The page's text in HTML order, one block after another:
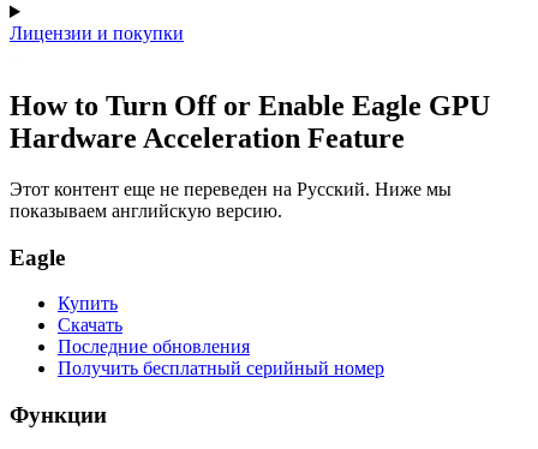
Лицензии и покупки
How to Turn Off or Enable Eagle GPU
Hardware Acceleration Feature
Этот контент еще не переведен на Русский. Ниже мы
показываем английскую версию.
Eagle
Купить
Скачать
Последние обновления
Получить бесплатный серийный номер
Функции